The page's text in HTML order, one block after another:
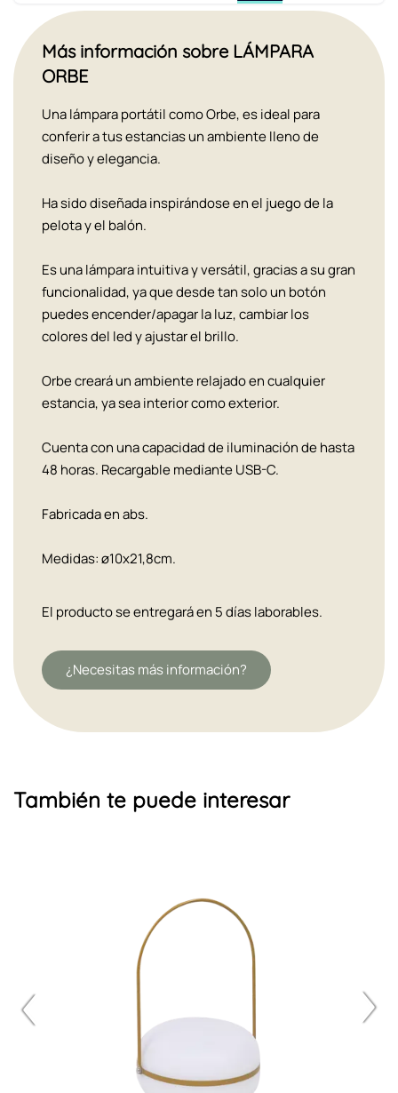
Más información sobre LÁMPARA
ORBE
Una lámpara portátil como Orbe, es ideal para
conferir a tus estancias un ambiente lleno de
diseño y elegancia.
Ha sido diseñada inspirándose en el juego de la
pelota y el balón.
Es una lámpara intuitiva y versátil, gracias a su gran
funcionalidad, ya que desde tan solo un botón
puedes encender/apagar la luz, cambiar los
colores del led y ajustar el brillo.
Orbe creará un ambiente relajado en cualquier
estancia, ya sea interior como exterior.
Cuenta con una capacidad de iluminación de hasta
48 horas. Recargable mediante USB-C.
Fabricada en abs.
Medidas: ø10x21,8cm.
El producto se entregará en 5 días laborables.
¿Necesitas más información?
También te puede interesar